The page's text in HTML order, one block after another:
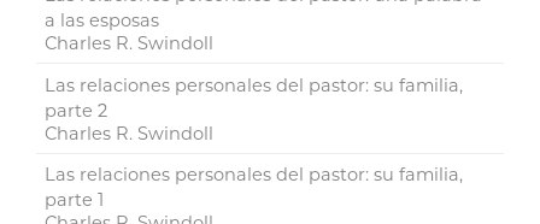
a las esposas
Charles R. Swindoll
Las relaciones personales del pastor: su familia,
parte 2
Charles R. Swindoll
Las relaciones personales del pastor: su familia,
parte 1